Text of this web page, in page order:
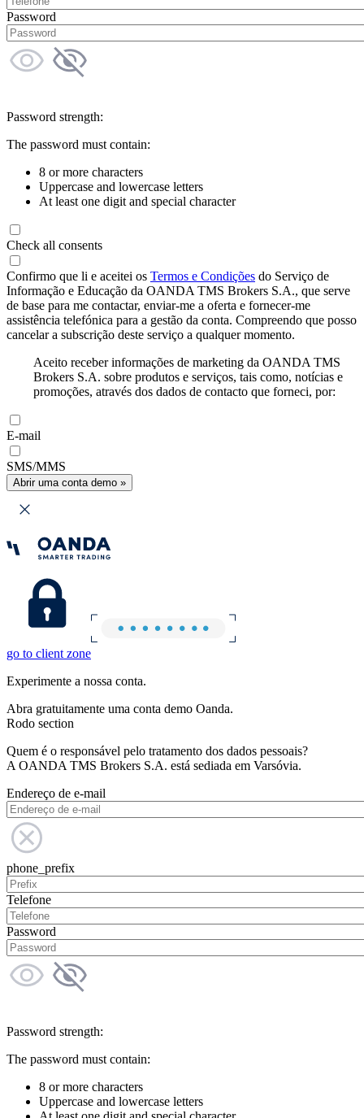
Password
Password strength:
The password must contain:
8 or more characters
Uppercase and lowercase letters
At least one digit and special character
Check all consents
Confirmo que li e aceitei os Termos e Condições do Serviço de
Informação e Educação da OANDA TMS Brokers S.A., que serve
de base para me contactar, enviar-me a oferta e fornecer-me
assistência telefónica para a gestão da conta. Compreendo que posso
cancelar a subscrição deste serviço a qualquer momento.
Aceito receber informações de marketing da OANDA TMS
Brokers S.A. sobre produtos e serviços, tais como, notícias e
promoções, através dos dados de contacto que forneci, por:
E-mail
SMS/MMS
Abrir uma conta demo »
go to client zone
Experimente a nossa conta.
Abra gratuitamente uma conta demo Oanda.
Rodo section
Quem é o responsável pelo tratamento dos dados pessoais?
A OANDA TMS Brokers S.A. está sediada em Varsóvia.
Endereço de e-mail
phone_prefix
Telefone
Password
Password strength:
The password must contain:
8 or more characters
Uppercase and lowercase letters